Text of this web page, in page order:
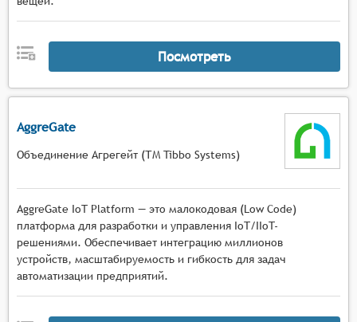
продукта на рынок,
предоставление API и SDK для взаимодействия
с IoT-устройствами и сервисами, упрощающих
поддержка различных протоколов и стандартов
связи, используемых в IoT, для обеспечения
совместимости с широким спектром устройств,
реального времени,
инструменты для визуализации данных и
построения дашбордов, отображающих
состояние и параметры работы IoT-устройств и
систем.
Посмотреть
AggreGate
Объединение Агрегейт (ТМ Tibbo Systems)
AggreGate IoT Platform — это малокодовая (Low Code)
платформа для разработки и управления IoT/IIoT-
решениями. Обеспечивает интеграцию миллионов
устройств, масштабируемость и гибкость для задач
автоматизации предприятий.